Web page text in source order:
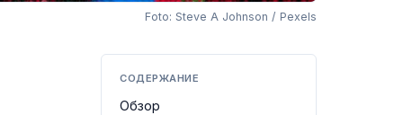
Foto: Steve A Johnson / Pexels
СОДЕРЖАНИЕ
Обзор